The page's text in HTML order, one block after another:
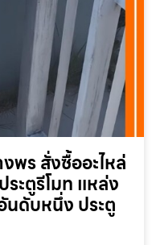
พร สั่งซื้ออะไหล่
ระตูรีโมท แหล่ง
นดับหนึ่ง ประตู